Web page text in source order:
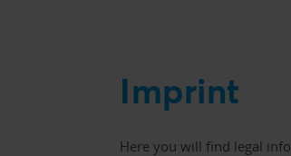
Imprint
Here you will find legal